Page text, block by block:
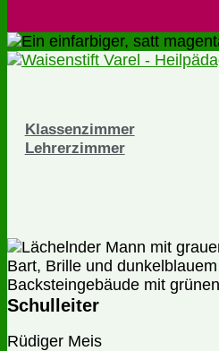
Klassenzimmer
Lehrerzimmer
Schulleiter
Rüdiger Meis